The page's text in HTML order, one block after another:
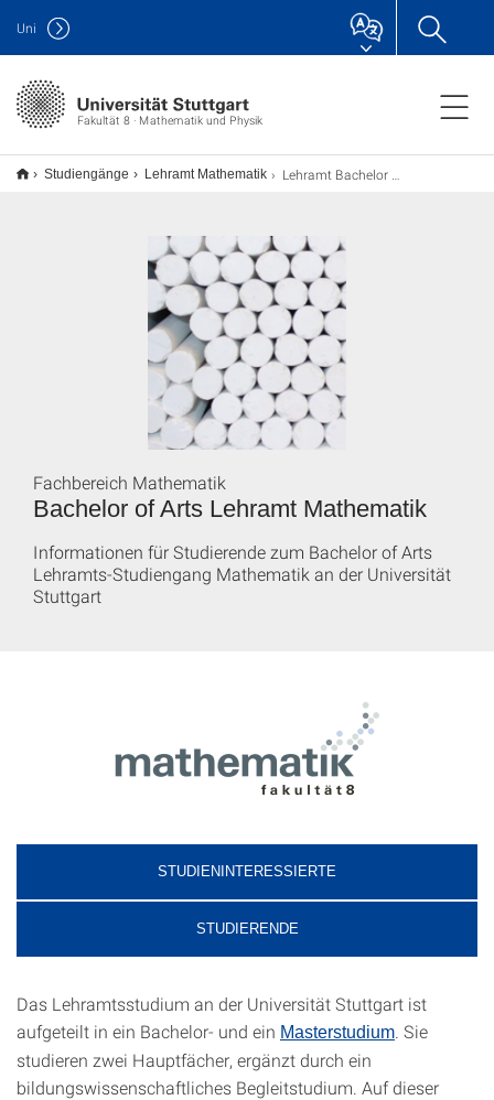
Fakultät 8 · Mathematik und Physik
Uni
Studiengänge Lehramt Mathematik Lehramt Bachelor of Arts ab WiSe 15/16
Bachelor of Arts Lehramt Mathematik
Fachbereich Mathematik
Informationen für Studierende zum Bachelor of Arts
Lehramts-Studiengang Mathematik an der Universität
Stuttgart
STUDIENINTERESSIERTE
STUDIERENDE
Das Lehramtsstudium an der Universität Stuttgart ist
aufgeteilt in ein Bachelor- und ein Masterstudium . Sie
studieren zwei Hauptfächer, ergänzt durch ein
bildungswissenschaftliches Begleitstudium. Auf dieser